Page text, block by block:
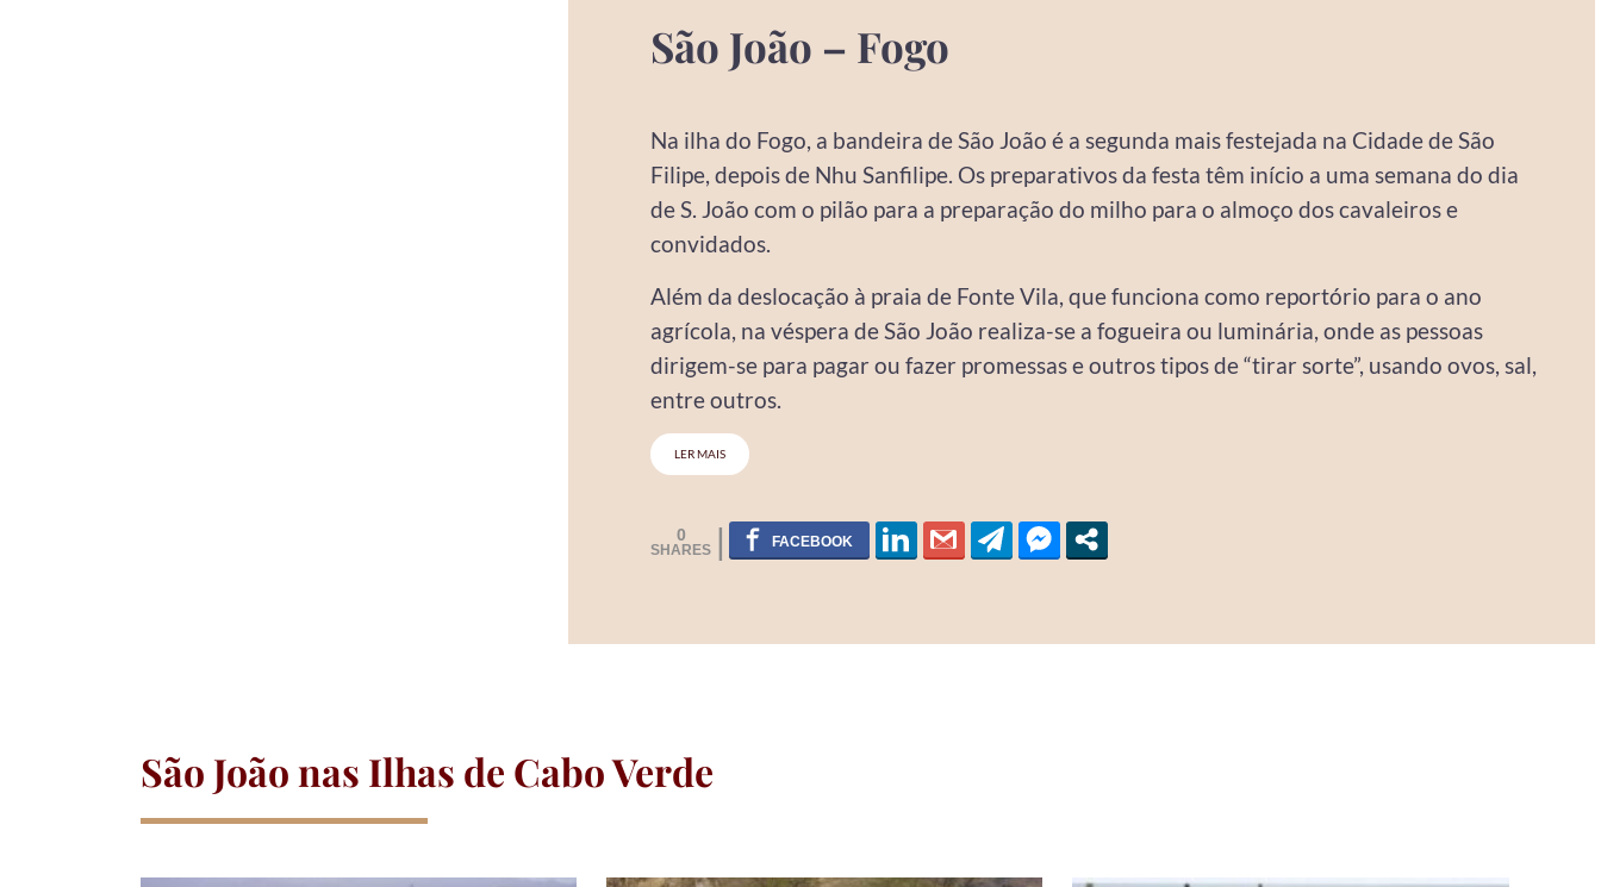
São João – Fogo
Na ilha do Fogo, a bandeira de São João é a segunda mais festejada na Cidade de São
Filipe, depois de Nhu Sanfilipe. Os preparativos da festa têm início a uma semana do dia
de S. João com o pilão para a preparação do milho para o almoço dos cavaleiros e
convidados.
Além da deslocação à praia de Fonte Vila, que funciona como reportório para o ano
agrícola, na véspera de São João realiza-se a fogueira ou luminária, onde as pessoas
dirigem-se para pagar ou fazer promessas e outros tipos de “tirar sorte”, usando ovos, sal,
entre outros.
LER MAIS
0
São João nas Ilhas de Cabo Verde